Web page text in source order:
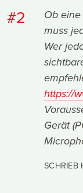
#2
Ob
muss
Wer
https://
Gerät
SCHRIEB